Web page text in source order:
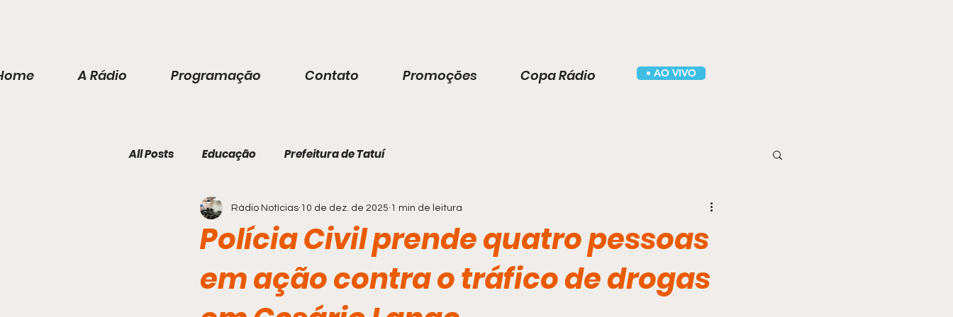
A Rádio Programação Contato Promoções Copa Rádio • AO VIVO
All Posts Educação Prefeitura de Tatuí
Polícia Civil prende quatro pessoas
em ação contra o tráfico de drogas
Rádio Notícias 10 de dez. de 2025 1 min de leitura